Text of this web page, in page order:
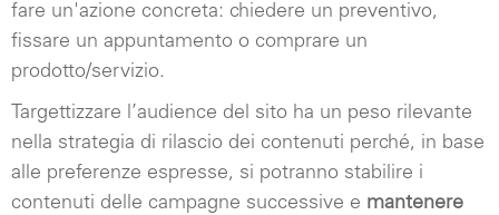
fare un'azione concreta: chiedere un preventivo,
fissare un appuntamento o comprare un
prodotto/servizio.
Targettizzare l’audience del sito ha un peso rilevante
nella strategia di rilascio dei contenuti perché, in base
alle preferenze espresse, si potranno stabilire i
contenuti delle campagne successive e mantenere